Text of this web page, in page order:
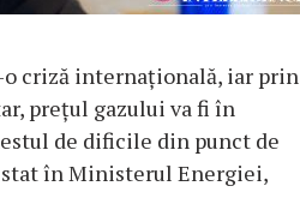
criză internaţională, iar prin
preţul gazului va fi în
de dificile din punct de
stat în Ministerul Energiei,